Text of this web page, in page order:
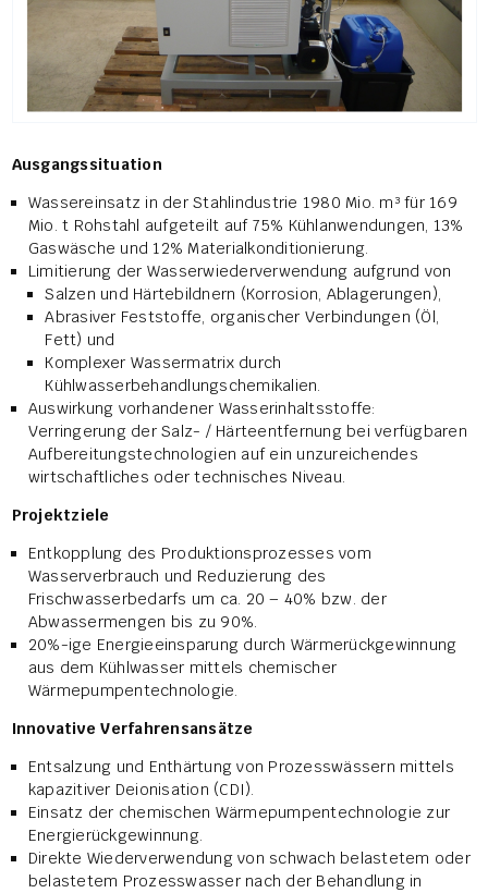
Ausgangssituation
Wassereinsatz in der Stahlindustrie 1980 Mio. m³ für 169
Mio. t Rohstahl aufgeteilt auf 75% Kühlanwendungen, 13%
Gaswäsche und 12% Materialkonditionierung.
Limitierung der Wasserwiederverwendung aufgrund von
Salzen und Härtebildnern (Korrosion, Ablagerungen),
Abrasiver Feststoffe, organischer Verbindungen (Öl,
Fett) und
Komplexer Wassermatrix durch
Kühlwasserbehandlungschemikalien.
Auswirkung vorhandener Wasserinhaltsstoffe:
Verringerung der Salz- / Härteentfernung bei verfügbaren
Aufbereitungstechnologien auf ein unzureichendes
wirtschaftliches oder technisches Niveau.
Projektziele
Entkopplung des Produktionsprozesses vom
Wasserverbrauch und Reduzierung des
Frischwasserbedarfs um ca. 20 – 40% bzw. der
Abwassermengen bis zu 90%.
20%-ige Energieeinsparung durch Wärmerückgewinnung
aus dem Kühlwasser mittels chemischer
Wärmepumpentechnologie.
Innovative Verfahrensansätze
Entsalzung und Enthärtung von Prozesswässern mittels
kapazitiver Deionisation (CDI).
Einsatz der chemischen Wärmepumpentechnologie zur
Energierückgewinnung.
Direkte Wiederverwendung von schwach belastetem oder
belastetem Prozesswasser nach der Behandlung in